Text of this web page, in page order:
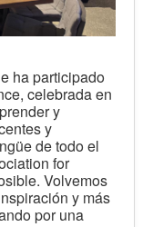
ha participado
celebrada en
y
y
de todo el
for
Volvemos
y más
por una